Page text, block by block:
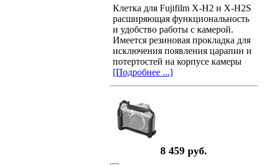
Клетка для Fujifilm X-H2 и X-H2S
расширяющая функциональность
и удобство работы с камерой.
Имеется резиновая прокладка для
исключения появления царапин и
потертостей на корпусе камеры
[Подробнее ...]
8 459 руб.